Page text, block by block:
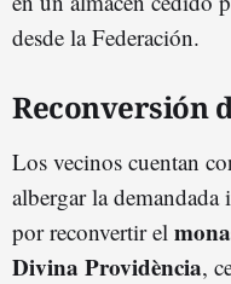
desde la Federación.
Reconversión
Los vecinos cuentan
albergar la demandada
por reconvertir el
Divina Providència,